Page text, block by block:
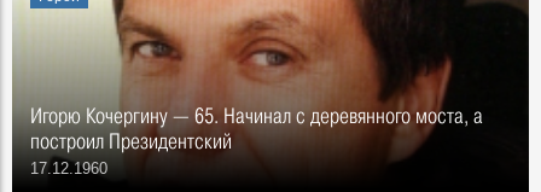
Игорю Кочергину — 65. Начинал с деревянного моста, а
построил Президентский
17.12.1960